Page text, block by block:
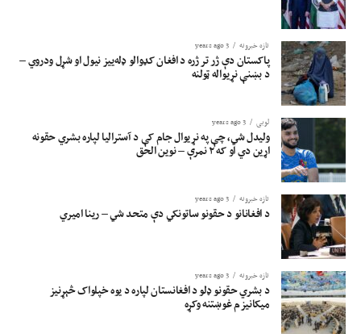
تازه خبرونه 3 years ago
پاکستان دې ژر تر ژره د افغان کډوالو ډله‌ییز نیول او شړل ودروي –
د بښنې نړیواله ټولنه
لوبی 3 years ago
ولیدل شي، چې په نړیوال جام کې د آسترالیا لپاره بشري حقونه
اړین دي او که ۲ نمرې – نوین الحق
تازه خبرونه 3 years ago
د افغانانو د حقونو ساتونکي دې متحد شي – رینا امیري
تازه خبرونه 3 years ago
د بشري حقونو ډلو د افغانستان لپاره د یوه خپلواک څېړنیز
میکانیزم غوښتنه وکړه